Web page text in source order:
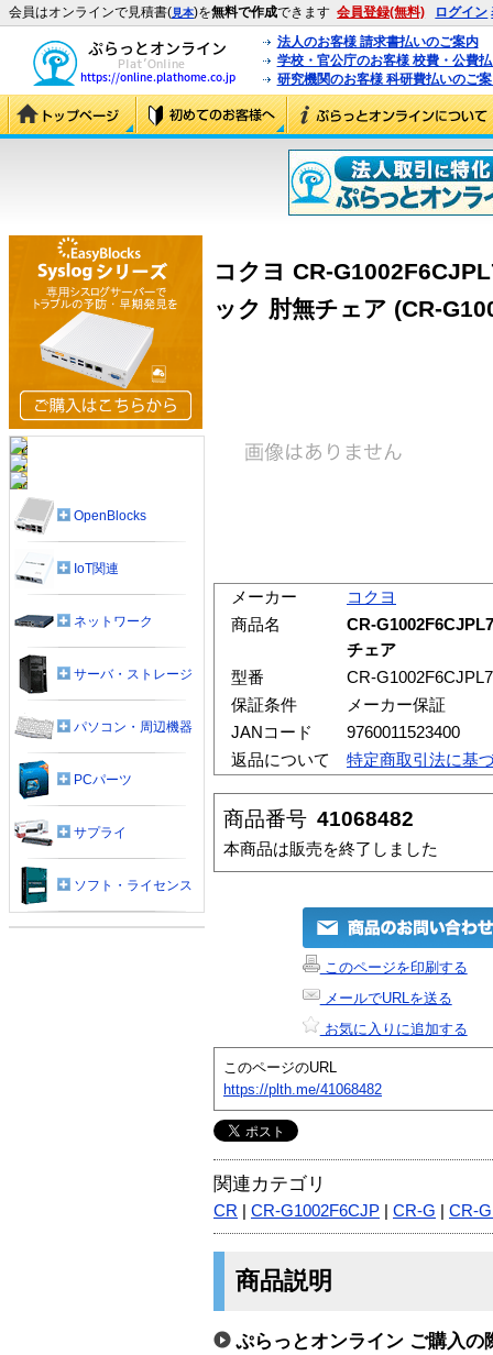
会員はオンラインで見積書(見本)を無料で作成できます 会員登録(無料) ログイン
法人のお客様 請求書払いのご案内
学校・官公庁のお客様 校費・公費
研究機関のお客様 科研費払いのご
コクヨ CR-
ック 肘無チェア (CR-
メーカー
コクヨ
商品名
CR-
チェア
型番
CR-
保証条件
メーカー保証
JANコード
9760011523400
返品について
特定商取引法に基
商品番号 41068482
本商品は販売を終了しました
このページを印刷する
メールでURLを送る
お気に入りに追加する
このページのURL
https://plth.me/41068482
関連カテゴリ
CR CR-G1002F6CJP CR-G CR-
商品説明
ぷらっとオンライン ご購入の
OpenBlocks
IoT関連
ネットワーク
サーバ・ストレージ
パソコン・周辺機器
PCパーツ
サプライ
ソフト・ライセンス